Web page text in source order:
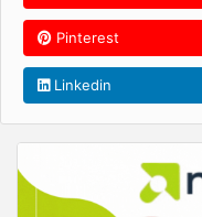
Pinterest
Linkedin